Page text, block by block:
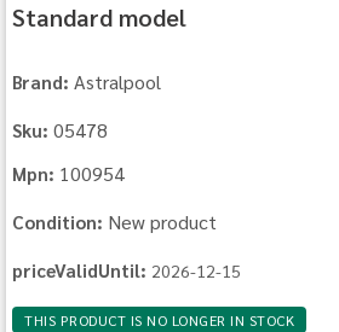
Standard model
Brand: Astralpool
Sku: 05478
Mpn: 100954
Condition: New product
priceValidUntil: 2026-12-15
THIS PRODUCT IS NO LONGER IN STOCK